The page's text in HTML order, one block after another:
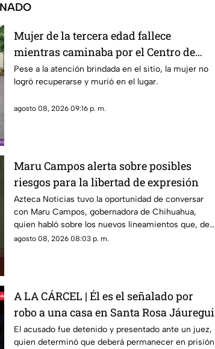
Mujer de la tercera edad fallece
mientras caminaba por el Centro de
Querétaro
Pese a la atención brindada en el sitio, la mujer no
logró recuperarse y murió en el lugar.
agosto 08, 2026 09:16 p. m.
Maru Campos alerta sobre posibles
riesgos para la libertad de expresión
Azteca Noticias tuvo la oportunidad de conversar
con Maru Campos, gobernadora de Chihuahua,
quien habló sobre los nuevos lineamientos que, de
acuerdo con su postura, podrían representar un
agosto 08, 2026 08:03 p. m.
A LA CÁRCEL | Él es el señalado por
robo a una casa en Santa Rosa Jáuregui
El acusado fue detenido y presentado ante un juez,
quien determinó que deberá permanecer en prisión